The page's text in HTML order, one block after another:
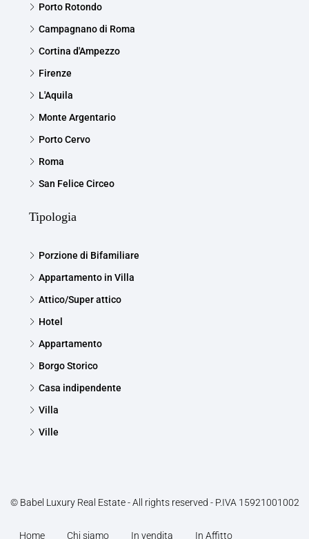
Porto Rotondo
Campagnano di Roma
Cortina d'Ampezzo
Firenze
L'Aquila
Monte Argentario
Porto Cervo
Roma
San Felice Circeo
Tipologia
Porzione di Bifamiliare
Appartamento in Villa
Attico/Super attico
Hotel
Appartamento
Borgo Storico
Casa indipendente
Villa
Ville
© Babel Luxury Real Estate - All rights reserved - P.IVA 15921001002
Home Chi siamo In vendita In Affitto